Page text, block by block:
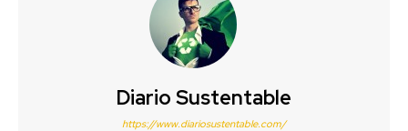
Diario Sustentable
https://www.diariosustentable.com/